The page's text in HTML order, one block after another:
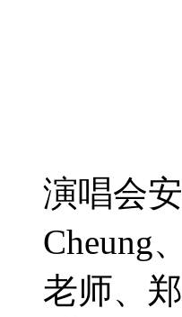
演唱会
Cheung
老师、